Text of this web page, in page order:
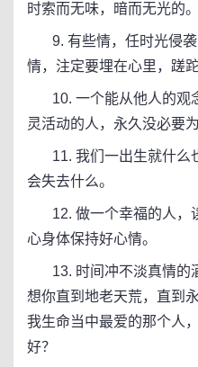
时索而无味，暗而无光的。
9. 有些情，任时光侵袭
情，注定要埋在心里，蹉跎
10. 一个能从他人的观
灵活动的人，永久没必要
11. 我们一出生就什么
会失去什么。
12. 做一个幸福的人，
心身体保持好心情。
13. 时间冲不淡真情的
想你直到地老天荒，直到
我生命当中最爱的那个人
好？